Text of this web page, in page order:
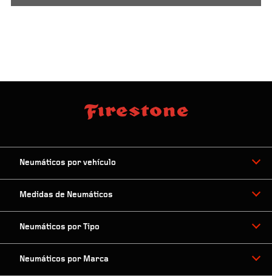
Neumáticos por vehículo
Medidas de Neumáticos
Neumáticos por Tipo
Neumáticos por Marca